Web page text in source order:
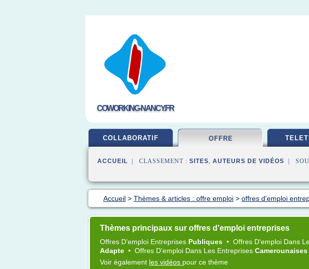
COWORKING-NANCY.FR
COLLABORATIF OFFRE
ACCUEIL | CLASSEMENT : SITES, AUTEURS DE VIDÉOS |
Accueil > Thèmes & articles : offre emploi > offres d'emploi
Thèmes principaux sur offres d'emploi entreprises
Offres D'emploi Entreprises Publiques • Offres D'emploi Dans
Adapte • Offres D'emploi Dans Les Entreprises Camerounaises
Voir également les vidéos pour ce thème